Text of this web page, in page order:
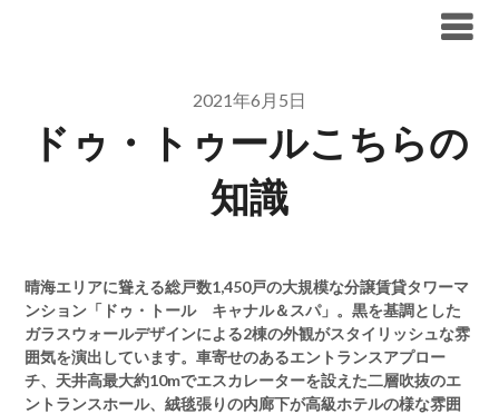
2021年6月5日
ドゥ・トゥールこちらの
知識
晴海エリアに聳える総戸数1,450戸の大規模な分譲賃貸タワーマ
ンション「ドゥ・トール キャナル＆スパ」。黒を基調とした
ガラスウォールデザインによる2棟の外観がスタイリッシュな雰
囲気を演出しています。車寄せのあるエントランスアプロー
チ、天井高最大約10mでエスカレーターを設えた二層吹抜のエ
ントランスホール、絨毯張りの内廊下が高級ホテルの様な雰囲